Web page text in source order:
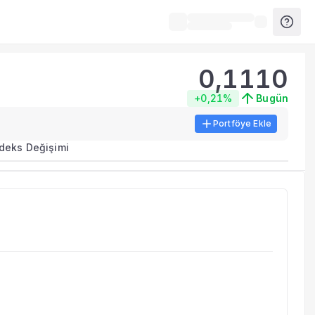
metrikleri listelenir.
benzer fonları inceleyebilirsiniz.
0,1110
+0,21% Bugün
Portföye Ekle
Değişimi